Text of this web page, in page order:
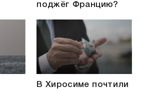
поджёг Францию?
В Хиросиме почтили